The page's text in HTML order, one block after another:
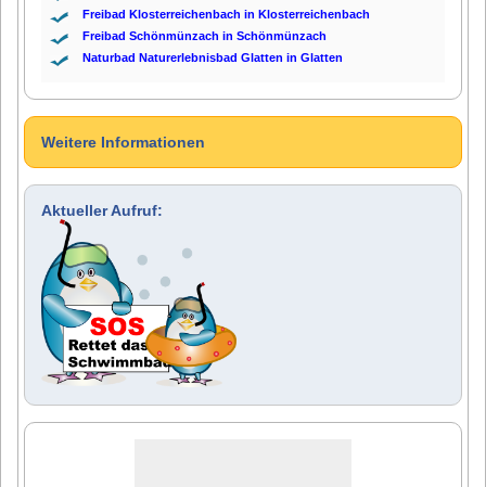
Freibad Klosterreichenbach in Klosterreichenbach
Freibad Schönmünzach in Schönmünzach
Naturbad Naturerlebnisbad Glatten in Glatten
Weitere Informationen
Aktueller Aufruf: